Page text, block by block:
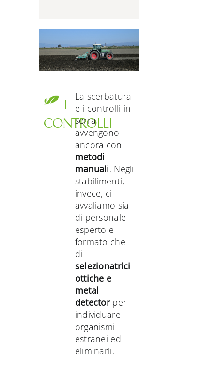
I
CONTROLLI
La scerbatura
e i controlli in
serra
avvengono
ancora con
metodi
manuali. Negli
stabilimenti,
invece, ci
avvaliamo sia
di personale
esperto e
formato che
di
selezionatrici
ottiche e
metal
detectorper
individuare
organismi
estranei ed
eliminarli.